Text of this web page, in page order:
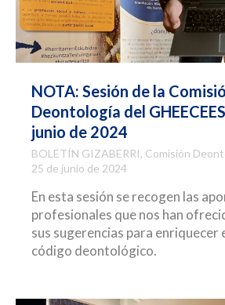
NOTA: Sesión de la
Deontología del
junio de 2024
BOLETÍN GIZABERRI, Comisión
25 de junio de 2024
En esta sesión se recogen las
profesionales que nos han
sus sugerencias para enriquecer
código deontológico.